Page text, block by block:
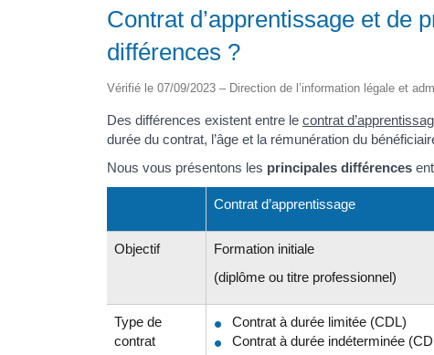
Contrat d’apprentissage et de
différences ?
Vérifié le 07/09/2023 – Direction de l’information légale et
Des différences existent entre le contrat
durée du contrat, l’âge et la rémunération du
Nous vous présentons les principales différences
Contrat d’apprentissage
Objectif
Formation initiale
(diplôme ou titre professionnel)
Type de
contrat
Contrat à durée limitée (CDL)
Contrat à durée indéterminée